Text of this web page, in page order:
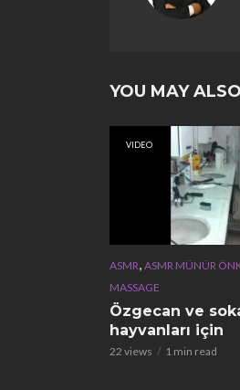
YOU MAY
VIDEO
ASMR, ASMR MÜNÜR
MASSAGE
Özgecan ve
hayvanları için
22 views 1 min read